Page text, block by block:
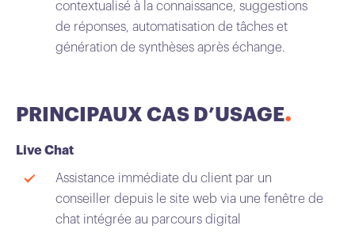
contextualisé à la connaissance, suggestions
de réponses, automatisation de tâches et
génération de synthèses après échange.
PRINCIPAUX CAS D’USAGE
Live Chat
Assistance immédiate du client par un
conseiller depuis le site web via une fenêtre de
chat intégrée au parcours digital